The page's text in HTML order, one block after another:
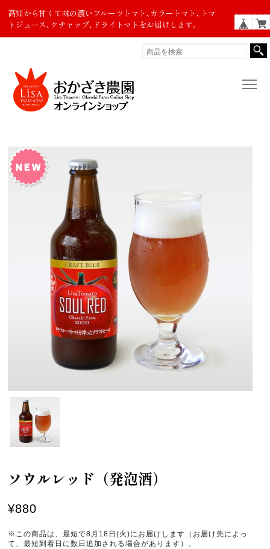
高知から甘くて味の濃いフルーツトマト､カラートマト､トマ
トジュース､ケチャップ､ドライトマトをお届けします。
ソウルレッド（発泡酒）
¥880
※この商品は、最短で8月18日(火)にお届けします（お届け先によっ
て、最短到着日に数日追加される場合があります）。